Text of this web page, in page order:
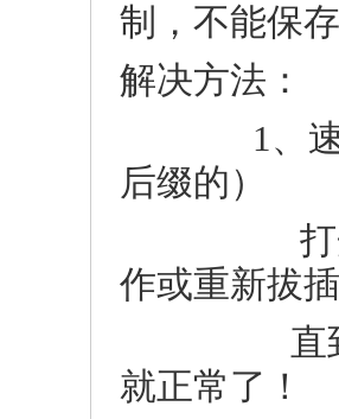
制，不能保
解决方法：
1、速达
后缀的）
打开速达
作或重新拔
直到没有
就正常了！